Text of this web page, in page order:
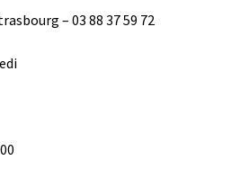
– 03 88 37 59 72